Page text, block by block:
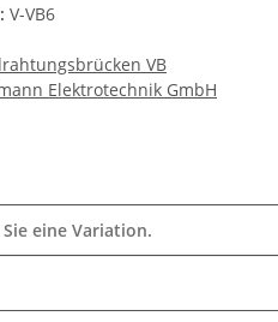
V-VB6
VB
Elektrotechnik GmbH
eine Variation.